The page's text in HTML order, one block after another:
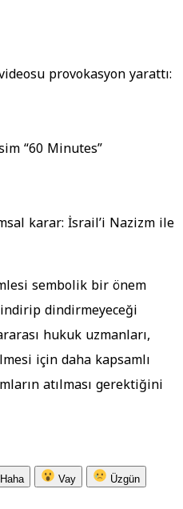
provokasyon yarattı:
“60 Minutes”
karar: İsrail’i Nazizm ile
sembolik bir önem
dindirmeyeceği
hukuk uzmanları,
için daha kapsamlı
atılması gerektiğini
Haha Vay Üzgün